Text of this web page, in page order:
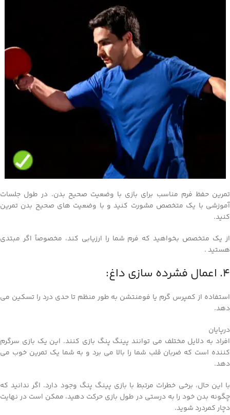
تمرین حفظ فرم مناسب برای بازی با وضعیت صحیح بدن. در طول جلسات
آموزشی با یک متخصص مشورت کنید و با وضعیت های صحیح بدن تمرین
کنید.
از یک متخصص بخواهید که فرم شما را ارزیابی کند، مخصوصاً اگر مبتدی
هستید .
4. اعمال فشرده سازی داغ:
استفاده از کمپرس گرم یا فومنتشن به طور منظم تا حدی درد را تسکین می
دهد.
درپایان
افراد به دلایل مختلف می توانند پینگ پنگ بازی کنند. این یک بازی سرگرم
کننده است که ضربان قلب شما را بالا می برد و به شما یک تمرین خوب می
دهد.
با این حال، برخی خطرات مرتبط با بازی پینگ پنگ وجود دارد. اگر ندانید که
چگونه بدن خود را به درستی در طول بازی حرکت دهید، ممکن است در نهایت
دچار کمردرد شوید.